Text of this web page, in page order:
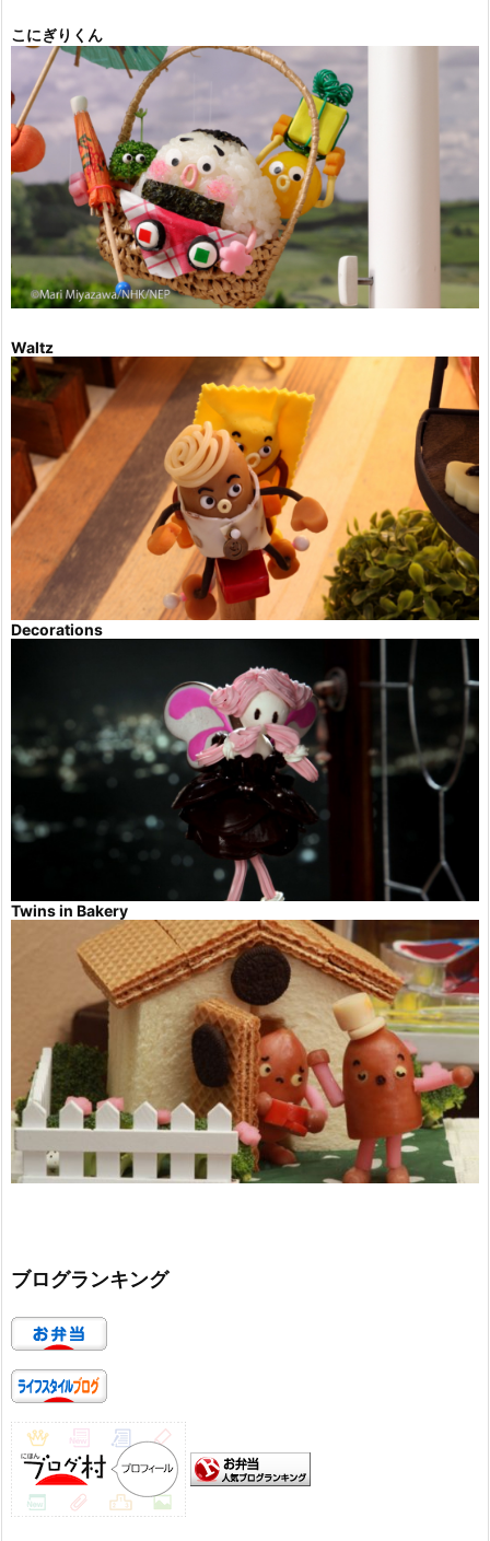
こにぎりくん
Waltz
Decorations
Twins in Bakery
ブログランキング